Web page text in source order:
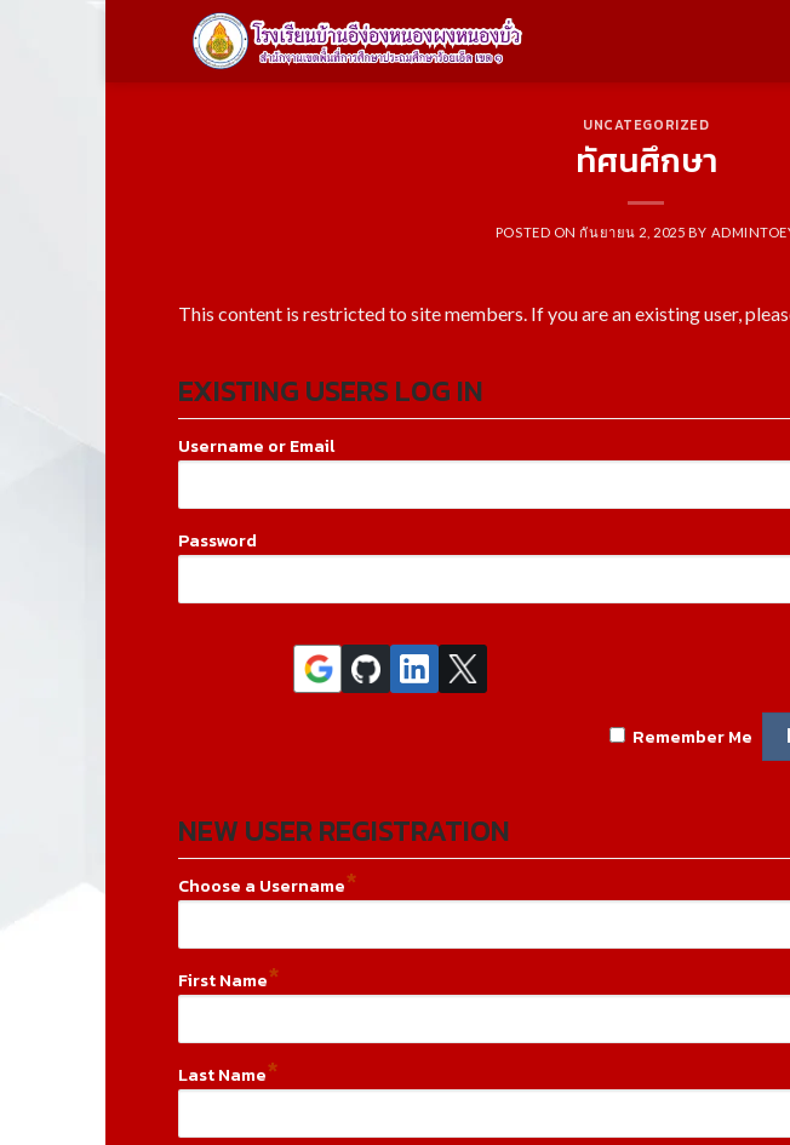
UNCATEGORIZED
ทัศนศึกษา
POSTED ON กันยายน 2, 2025 BY
This content is restricted to site members. If you are an existing user,
EXISTING USERS LOG IN
Username or Email
Password
Remember Me
NEW USER REGISTRATION
Choose a Username*
First Name*
Last Name*